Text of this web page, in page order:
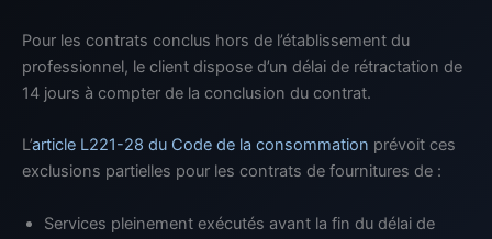
Pour les contrats conclus hors de l’établissement du
professionnel, le client dispose d’un délai de rétractation de
14 jours à compter de la conclusion du contrat.
L’article L221-28 du Code de la consommation prévoit ces
exclusions partielles pour les contrats de fournitures de :
Services pleinement exécutés avant la fin du délai de